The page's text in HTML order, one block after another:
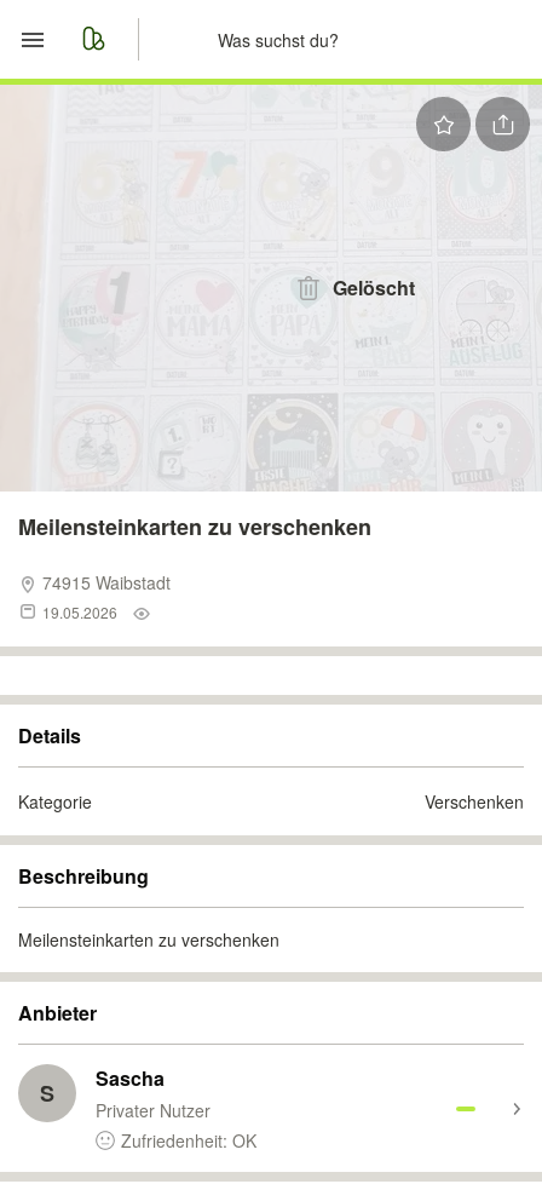
Anzeige aufgeben
Gelöscht
Meilensteinkarten zu verschenken
74915 Waibstadt
19.05.2026
Details
Kategorie Verschenken
Beschreibung
Meilensteinkarten zu verschenken
Anbieter
S Sascha
Privater Nutzer
Zufriedenheit: OK